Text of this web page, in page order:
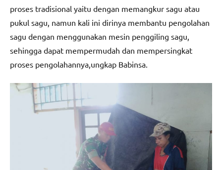
proses tradisional yaitu dengan memangkur sagu atau
pukul sagu, namun kali ini dirinya membantu pengolahan
sagu dengan menggunakan mesin penggiling sagu,
sehingga dapat mempermudah dan mempersingkat
proses pengolahannya,ungkap Babinsa.